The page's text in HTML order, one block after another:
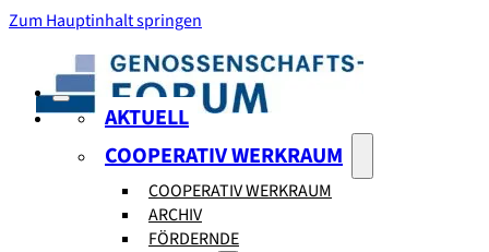
Zum Hauptinhalt springen
AKTUELL
COOPERATIV WERKRAUM
COOPERATIV WERKRAUM
ARCHIV
FÖRDERNDE